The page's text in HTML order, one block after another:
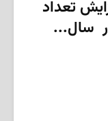
تعداد
سال...